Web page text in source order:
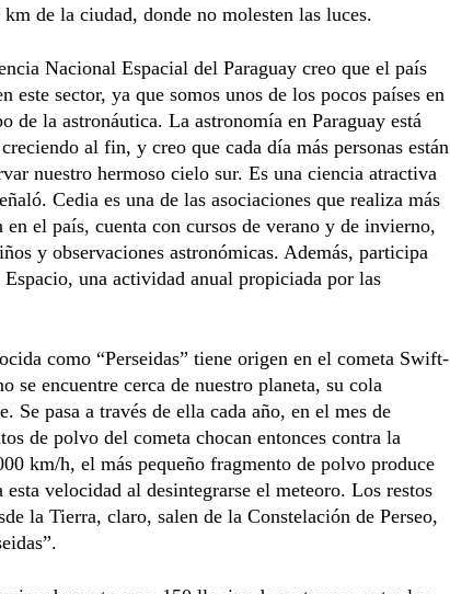
de la ciudad, donde no molesten las luces.
Nacional Espacial del Paraguay creo que el país
este sector, ya que somos unos de los pocos países en
de la astronáutica. La astronomía en Paraguay está
al fin, y creo que cada día más personas están
nuestro hermoso cielo sur. Es una ciencia atractiva
Cedia es una de las asociaciones que realiza más
el país, cuenta con cursos de verano y de invierno,
y observaciones astronómicas. Además, participa
una actividad anual propiciada por las
como “Perseidas” tiene origen en el cometa Swift-
se encuentre cerca de nuestro planeta, su cola
Se pasa a través de ella cada año, en el mes de
de polvo del cometa chocan entonces contra la
km/h, el más pequeño fragmento de polvo produce
velocidad al desintegrarse el meteoro. Los restos
la Tierra, claro, salen de la Constelación de Perseo,